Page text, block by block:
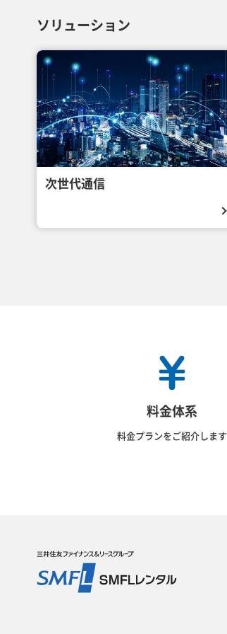
ソリューション
次世代通信
料金体系
料金プランをご紹介します